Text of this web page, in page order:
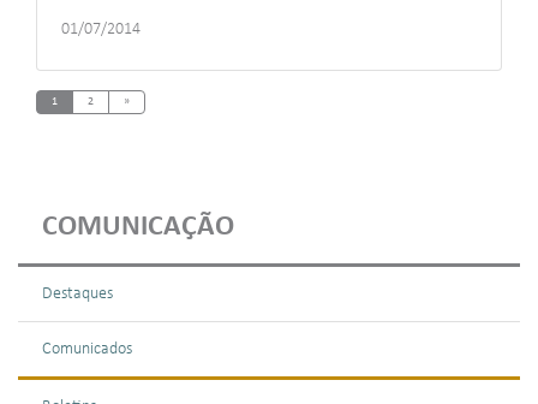
COMUNICAÇÃO
Destaques
Comunicados
01/07/2014
1 2 »Next